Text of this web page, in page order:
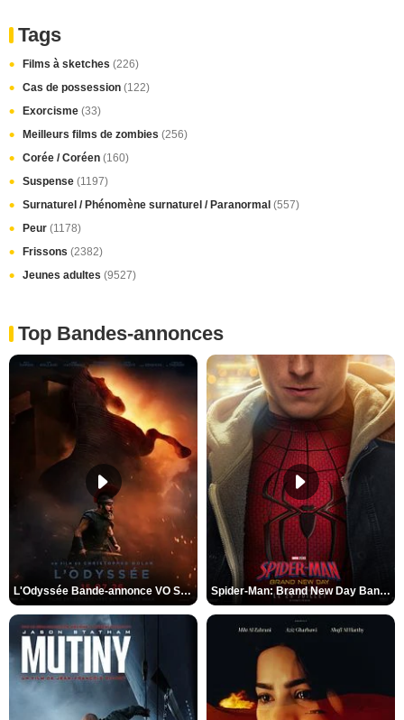
Tags
Films à sketches (226)
Cas de possession (122)
Exorcisme (33)
Meilleurs films de zombies (256)
Corée / Coréen (160)
Suspense (1197)
Surnaturel / Phénomène surnaturel / Paranormal (557)
Peur (1178)
Frissons (2382)
Jeunes adultes (9527)
Top Bandes-annonces
L'Odyssée Bande-annonce VO STFR Spider-Man: Brand New Day Bande-annonce VO STFR